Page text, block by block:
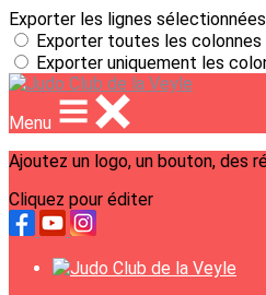
Exporter les lignes sélectionnées
Exporter toutes les colonnes
Exporter uniquement les
Menu
Ajoutez un logo, un bouton, des
Cliquez pour éditer